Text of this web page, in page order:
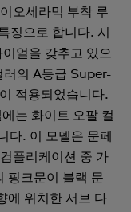
오세라믹 부착 루
징으로 합니다. 시
얼을 갖추고 있으
러의 A등급 Super-
적용되었습니다.
는 화이트 오팔 컬
다. 이 모델은 문페
플리케이션 중 가
핑크문이 블랙 문
에 위치한 서브 다